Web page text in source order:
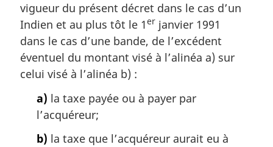
vigueur du présent décret dans le cas d’un
Indien et au plus tôt le 1er janvier 1991
dans le cas d’une bande, de l’excédent
éventuel du montant visé à l’alinéa a) sur
celui visé à l’alinéa b) :
a) la taxe payée ou à payer par
l’acquéreur;
b) la taxe que l’acquéreur aurait eu à